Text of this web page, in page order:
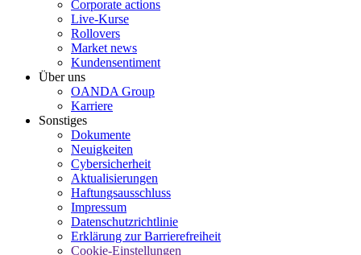
Corporate actions
Live-Kurse
Rollovers
Market news
Kundensentiment
Über uns
OANDA Group
Karriere
Sonstiges
Dokumente
Neuigkeiten
Cybersicherheit
Aktualisierungen
Haftungsausschluss
Impressum
Datenschutzrichtlinie
Erklärung zur Barrierefreiheit
Cookie-Einstellungen